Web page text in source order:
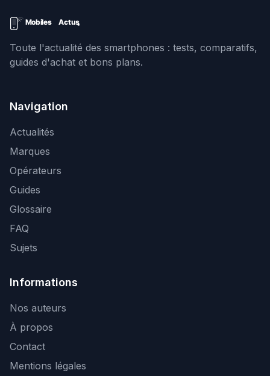
Toute l'actualité des smartphones : tests, comparatifs,
guides d'achat et bons plans.
Navigation
Actualités
Marques
Opérateurs
Guides
Glossaire
FAQ
Sujets
Informations
Nos auteurs
À propos
Contact
Mentions légales